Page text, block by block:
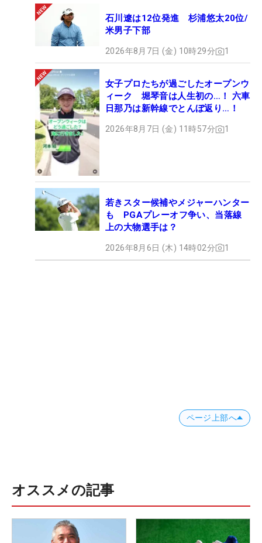
石川遼は12位発進 杉浦悠太20位/
米男子下部
2026年8月7日 (金) 10時29分 1
女子プロたちが過ごしたオープンウ
ィーク 堀琴音は人生初の…！ 六車
日那乃は新幹線でとんぼ返り…！
2026年8月7日 (金) 11時57分 1
若きスター候補やメジャーハンター
も PGAプレーオフ争い、当落線
上の大物選手は？
2026年8月6日 (木) 14時02分 1
ページ上部へ
オススメの記事